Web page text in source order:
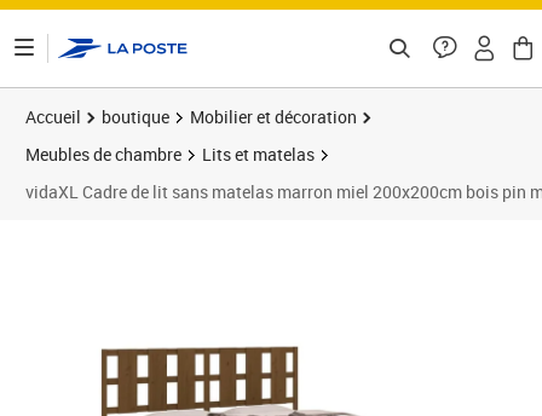
Accueil boutique
Mobilier et décoration
Meubles de chambre
Lits et matelas
vidaXL Cadre de lit sans matelas marron miel 200x200cm bois pin